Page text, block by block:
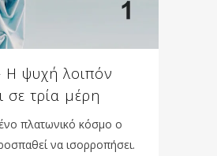
Η ψυχή λοιπόν
σε τρία μέρη
πλατωνικό κόσμο ο
να ισορροπήσει.